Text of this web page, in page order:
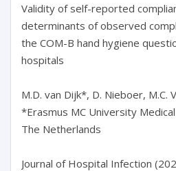
Validity of self-reported
determinants of observed
the COM-B hand hygiene
hospitals
M.D. van Dijk*, D. Nieboer, M.C.
*Erasmus MC University
The Netherlands
Journal of Hospital Infection